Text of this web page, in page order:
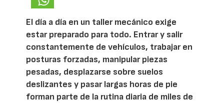
El día a día en un taller mecánico exige
estar preparado para todo. Entrar y salir
constantemente de vehículos, trabajar en
posturas forzadas, manipular piezas
pesadas, desplazarse sobre suelos
deslizantes y pasar largas horas de pie
forman parte de la rutina diaria de miles de